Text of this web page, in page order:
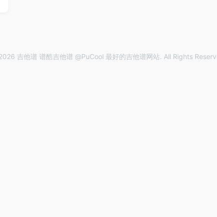
吉他谱 谱酷吉他谱 @PuCool 最好的吉他谱网站. All Rights